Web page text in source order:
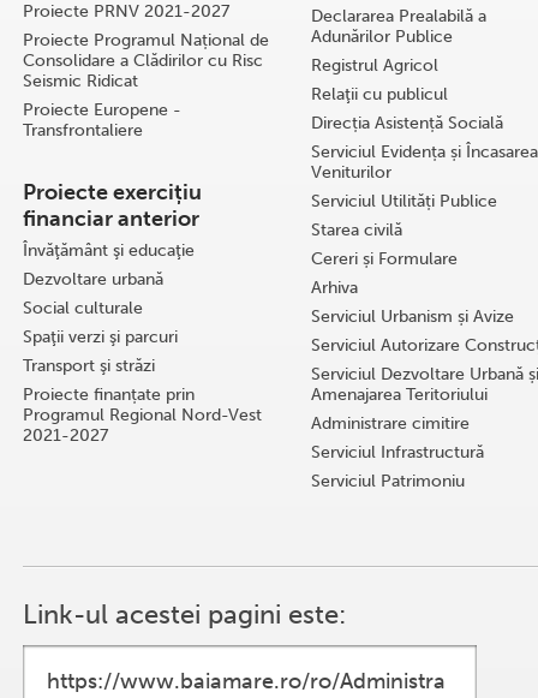
Proiecte PRNV 2021-2027
Proiecte Programul Național de
Consolidare a Clădirilor cu Risc
Seismic Ridicat
Proiecte Europene -
Transfrontaliere
Proiecte exercițiu
financiar anterior
Învăţământ şi educaţie
Dezvoltare urbană
Social culturale
Spaţii verzi şi parcuri
Transport şi străzi
Proiecte finanțate prin
Programul Regional Nord-Vest
2021-2027
Declararea Prealabilă a
Adunărilor Publice
Registrul Agricol
Relaţii cu publicul
Direcția Asistență Socială
Serviciul Evidența și Încasarea
Veniturilor
Serviciul Utilități Publice
Starea civilă
Cereri și Formulare
Arhiva
Serviciul Urbanism și Avize
Serviciul Autorizare
Serviciul Dezvoltare Urbană și
Amenajarea Teritoriului
Administrare cimitire
Serviciul Infrastructură
Serviciul Patrimoniu
Link-ul acestei pagini este: